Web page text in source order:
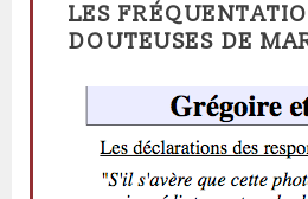
LES
DOUTEUSES DE